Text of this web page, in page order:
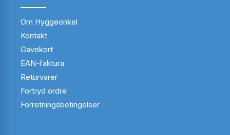
Om Hyggeonkel
Kontakt
Gavekort
EAN-faktura
Returvarer
Fortryd ordre
Forretningsbetingelser